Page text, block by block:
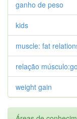
ganho de peso
kids
muscle: fat
relação
weight gain